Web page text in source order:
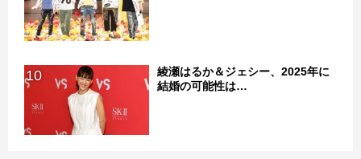
10
綾瀬はるか＆ジェシー、2025年に
結婚の可能性は…